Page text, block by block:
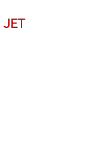
JET